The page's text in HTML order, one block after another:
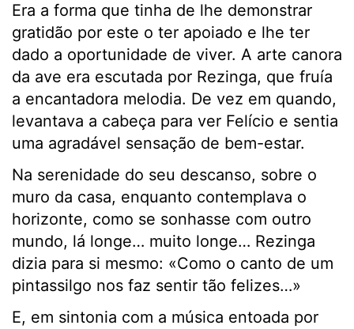
Era a forma que tinha de lhe demonstrar
gratidão por este o ter apoiado e lhe ter
dado a oportunidade de viver. A arte canora
da ave era escutada por Rezinga, que fruía
a encantadora melodia. De vez em quando,
levantava a cabeça para ver Felício e sentia
uma agradável sensação de bem-estar.
Na serenidade do seu descanso, sobre o
muro da casa, enquanto contemplava o
horizonte, como se sonhasse com outro
mundo, lá longe… muito longe… Rezinga
dizia para si mesmo: «Como o canto de um
pintassilgo nos faz sentir tão felizes…»
E, em sintonia com a música entoada por